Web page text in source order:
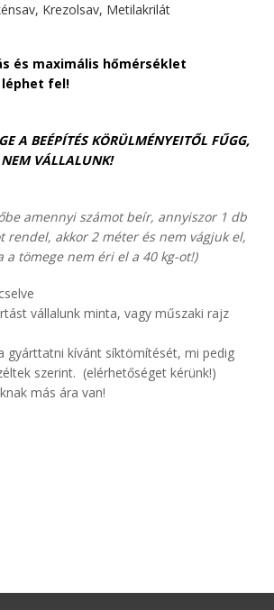
Krezolsav, Metilakrilát
és maximális hőmérséklet
fel!
A BEÉPÍTÉS KÖRÜLMÉNYEITŐL FŰGG,
NEM VÁLLALUNK!
amennyi számot beír, annyiszor 1 db
rendel, akkor 2 méter és nem vágjuk el,
a tömege nem éri el a 40 kg-ot!)
vállalunk minta, vagy műszaki rajz
gyárttatni kívánt síktömítését, mi pedig
szerint. (elérhetőséget kérünk!)
más ára van!